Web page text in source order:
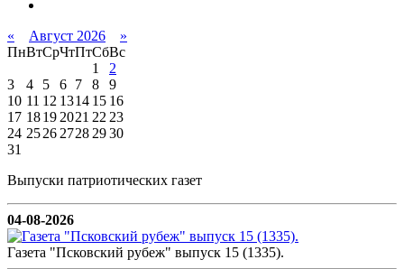
« Август 2026
»
ПнВтСрЧтПтСбВс
1
2
3
4 5 6 7 8
9
10 11 12 1314 15 16
17 18192021 2223
24 252627282930
31
Выпуски патриотических газет
04-08-2026
Газета "Псковский рубеж" выпуск 15 (1335).